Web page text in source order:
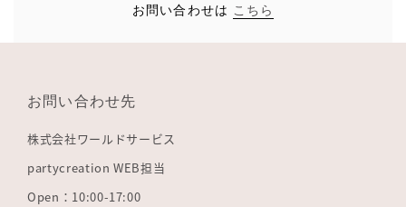
お問い合わせは こちら
お問い合わせ先
株式会社ワールドサービス
partycreation WEB担当
Open：10:00-17:00